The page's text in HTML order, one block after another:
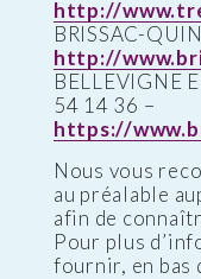
http://
BRISSAC-
http://
BELLEVIGNE
54 14 36 –
https://
Nous vous
au préalable
afin de
Pour plus
fournir, en bas